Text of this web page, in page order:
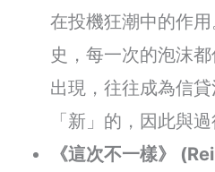
在投機狂潮中的作
史，每一次的泡沫
出現，往往成為信
「新」的，因此與過
《這次不一樣》